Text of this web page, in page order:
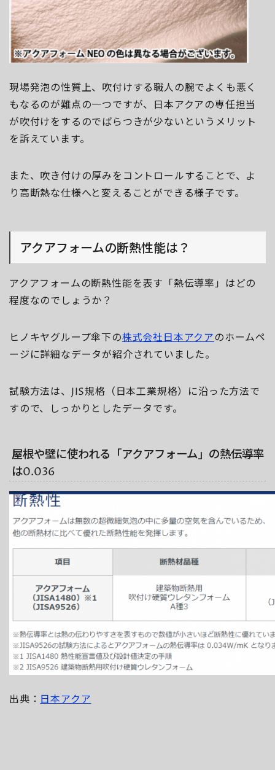
現場発泡の性質上、吹付けする職人の腕でよくも悪く
もなるのが難点の一つですが、日本アクアの専任担当
が吹付けをするのでばらつきが少ないというメリット
を訴えています。
また、吹き付けの厚みをコントロールすることで、よ
り高断熱な仕様へと変えることができる様子です。
アクアフォームの断熱性能は？
アクアフォームの断熱性能を表す「熱伝導率」はどの
程度なのでしょうか？
ヒノキヤグループ傘下の株式会社日本アクアのホームペ
ージに詳細なデータが紹介されていました。
試験方法は、JIS規格（日本工業規格）に沿った方法で
すので、しっかりとしたデータです。
屋根や壁に使われる「アクアフォーム」の熱伝導率
は0.036
出典： 日本アクア